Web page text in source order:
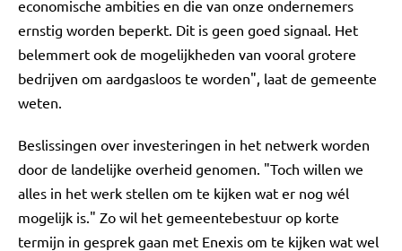
economische ambities en die van onze ondernemers
ernstig worden beperkt. Dit is geen goed signaal. Het
belemmert ook de mogelijkheden van vooral grotere
bedrijven om aardgasloos te worden", laat de gemeente
weten.
Beslissingen over investeringen in het netwerk worden
door de landelijke overheid genomen. "Toch willen we
alles in het werk stellen om te kijken wat er nog wél
mogelijk is." Zo wil het gemeentebestuur op korte
termijn in gesprek gaan met Enexis om te kijken wat wel